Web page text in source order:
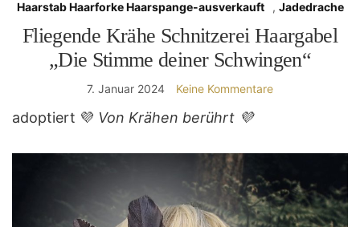
Haarstab Haarforke Haarspange-ausverkauft , Jadedrache
Fliegende Krähe Schnitzerei Haargabel
„Die Stimme deiner Schwingen“
7. Januar 2024 Keine Kommentare
adoptiert 💜 Von Krähen berührt 💜